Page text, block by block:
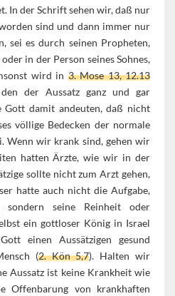
In der Schrift sehen wir, daß nur
sind und dann immer nur
sei es durch seinen Propheten,
oder in der Person seines Sohnes,
wird in 3. Mose 13, 12.13
der Aussatz ganz und gar
Gott damit andeuten, daß nicht
völlige Bedecken der normale
Wenn wir krank sind, gehen wir
hatten Ärzte, wie wir in der
sollte nicht zum Arzt gehen,
hatte auch nicht die Aufgabe,
seine Reinheit oder
ein gottloser König in Israel
einen Aussätzigen gesund
(2. Kön 5,7). Halten wir
Aussatz ist keine Krankheit wie
Offenbarung von krankhaften